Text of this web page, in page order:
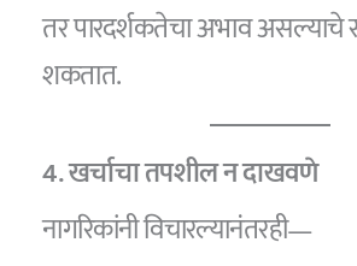
तर पारदर्शकतेचा अभाव
शकतात.
4. खर्चाचा तपशील न दाखवणे
नागरिकांनी विचारल्यानंतरही—